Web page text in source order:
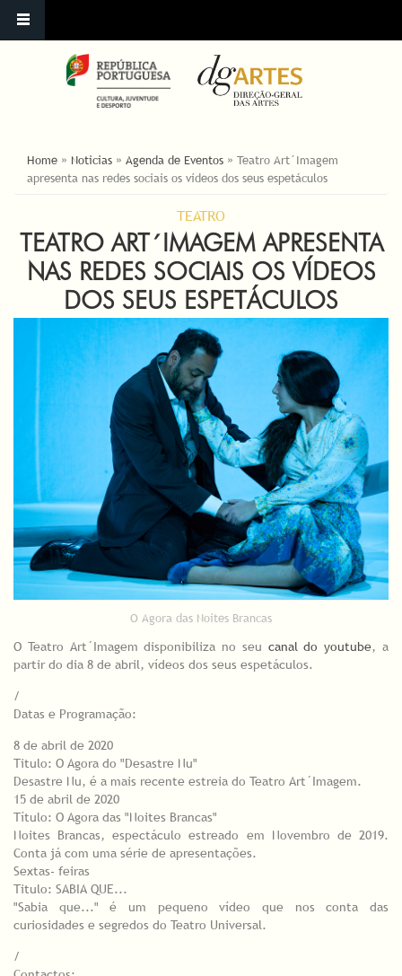
ESTÁ AQUI
Home » Noticias » Agenda de Eventos » Teatro Art´Imagem
apresenta nas redes sociais os vídeos dos seus espetáculos
TEATRO
TEATRO ART´IMAGEM APRESENTA
NAS REDES SOCIAIS OS VÍDEOS
DOS SEUS ESPETÁCULOS
O Agora das Noites Brancas
O Teatro Art´Imagem disponibiliza no seu canal do youtube, a
partir do dia 8 de abril, vídeos dos seus espetáculos.
/
Datas e Programação:
8 de abril de 2020
Titulo: O Agora do "Desastre Nu"
Desastre Nu, é a mais recente estreia do Teatro Art´Imagem.
15 de abril de 2020
Título: O Agora das "Noites Brancas"
Noites Brancas, espectáculo estreado em Novembro de 2019.
Conta já com uma série de apresentações.
Sextas- feiras
Titulo: SABIA QUE...
"Sabia que..." é um pequeno vídeo que nos conta das
curiosidades e segredos do Teatro Universal.
/